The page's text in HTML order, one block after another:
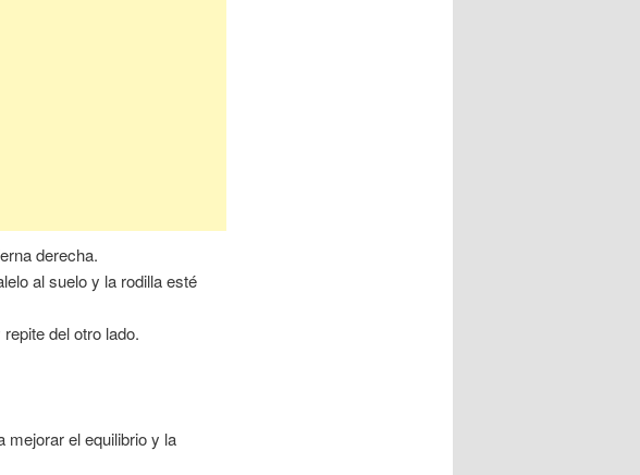
derecha.
al suelo y la rodilla esté
del otro lado.
mejorar el equilibrio y la